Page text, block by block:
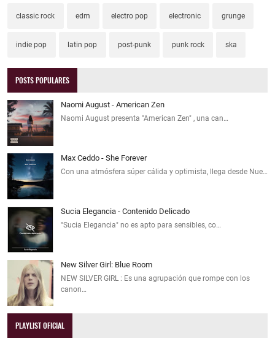
classic rock edm electro pop electronic grunge
indie pop latin pop post-punk punk rock ska
POSTS POPULARES
Naomi August - American Zen
Naomi August presenta "American Zen" , una can…
Max Ceddo - She Forever
Con una atmósfera súper cálida y optimista, llega desde Nue…
Sucia Elegancia - Contenido Delicado
"Sucia Elegancia" no es apto para sensibles, co…
New Silver Girl: Blue Room
NEW SILVER GIRL : Es una agrupación que rompe con los
canon…
PLAYLIST OFICIAL